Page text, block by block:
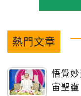
熱門文章
悟覺
宙聖靈